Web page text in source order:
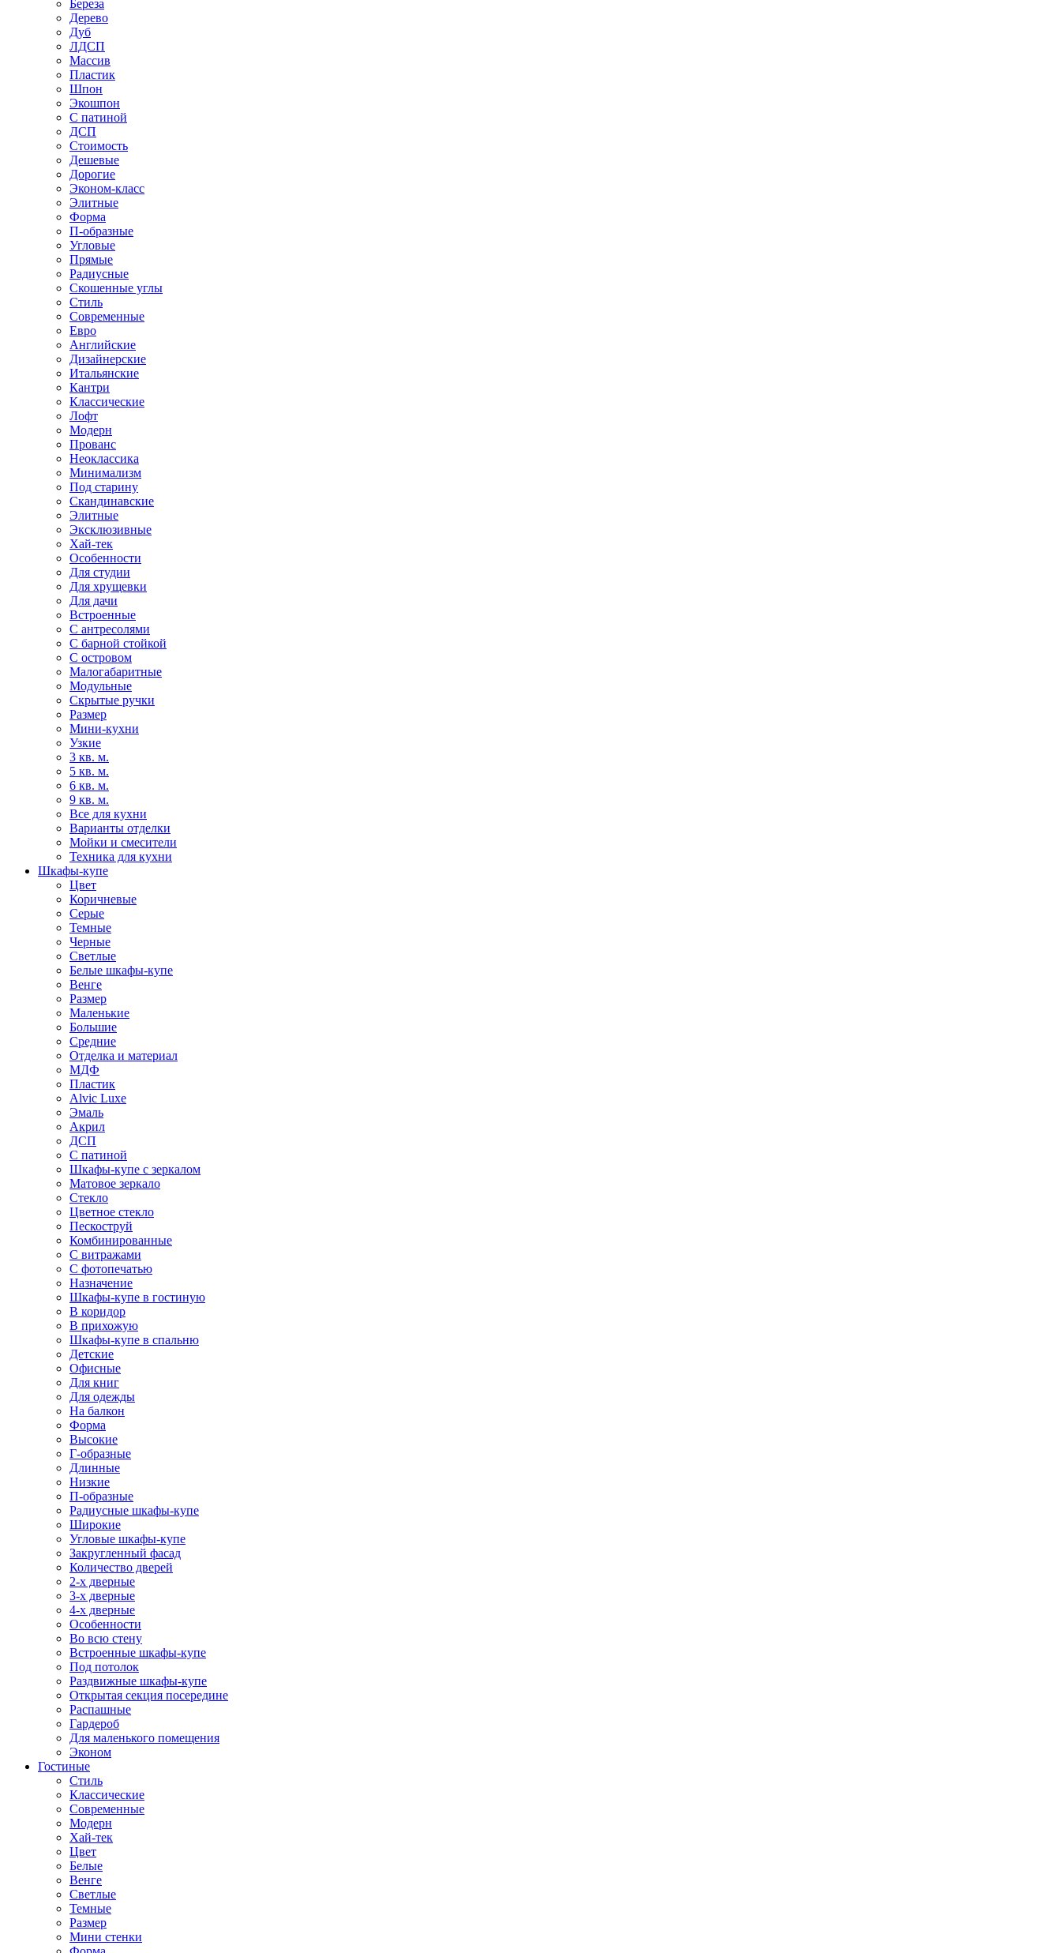
Береза
Дерево
Дуб
ЛДСП
Массив
Пластик
Шпон
Экошпон
С патиной
ДСП
Стоимость
Дешевые
Дорогие
Эконом-класс
Элитные
Форма
П-образные
Угловые
Прямые
Радиусные
Скошенные углы
Стиль
Современные
Евро
Английские
Дизайнерские
Итальянские
Кантри
Классические
Лофт
Модерн
Прованс
Неоклассика
Минимализм
Под старину
Скандинавские
Элитные
Эксклюзивные
Хай-тек
Особенности
Для студии
Для хрущевки
Для дачи
Встроенные
С антресолями
С барной стойкой
С островом
Малогабаритные
Модульные
Скрытые ручки
Размер
Мини-кухни
Узкие
3 кв. м.
5 кв. м.
6 кв. м.
9 кв. м.
Все для кухни
Варианты отделки
Мойки и смесители
Техника для кухни
Шкафы-купе
Цвет
Коричневые
Серые
Темные
Черные
Светлые
Белые шкафы-купе
Венге
Размер
Маленькие
Большие
Средние
Отделка и материал
МДФ
Пластик
Alvic Luxe
Эмаль
Акрил
ДСП
С патиной
Шкафы-купе с зеркалом
Матовое зеркало
Стекло
Цветное стекло
Пескоструй
Комбинированные
С витражами
С фотопечатью
Назначение
Шкафы-купе в гостиную
В коридор
В прихожую
Шкафы-купе в спальню
Детские
Офисные
Для книг
Для одежды
На балкон
Форма
Высокие
Г-образные
Длинные
Низкие
П-образные
Радиусные шкафы-купе
Широкие
Угловые шкафы-купе
Закругленный фасад
Количество дверей
2-х дверные
3-х дверные
4-х дверные
Особенности
Во всю стену
Встроенные шкафы-купе
Под потолок
Раздвижные шкафы-купе
Открытая секция посередине
Распашные
Гардероб
Для маленького помещения
Эконом
Гостиные
Стиль
Классические
Современные
Модерн
Хай-тек
Цвет
Белые
Венге
Светлые
Темные
Размер
Мини стенки